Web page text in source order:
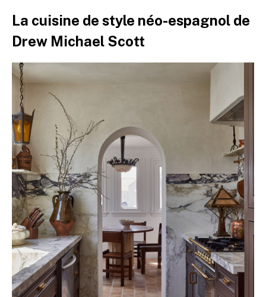
La cuisine de style néo-espagnol de
Drew Michael Scott